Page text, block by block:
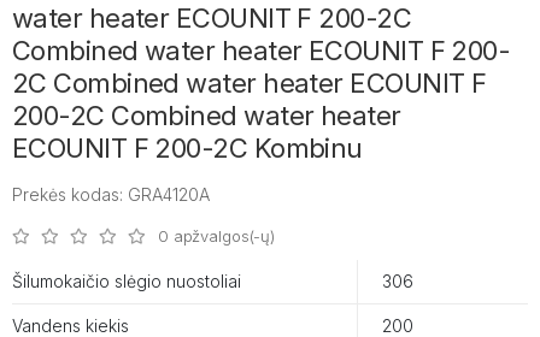
water heater ECOUNIT F 200-2C
Combined water heater ECOUNIT F 200-
2C Combined water heater ECOUNIT F
200-2C Combined water heater
ECOUNIT F 200-2C Kombinu
Prekės kodas: GRA4120A
0 apžvalgos(-ų)
Šilumokaičio slėgio nuostoliai 306
Vandens kiekis 200